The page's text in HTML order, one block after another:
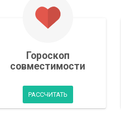
Гороскоп
совместимости
РАССЧИТАТЬ